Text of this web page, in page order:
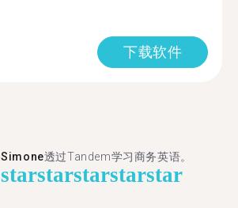
下载软件
Simone透过Tandem学习商务英语。
starstarstarstarstar